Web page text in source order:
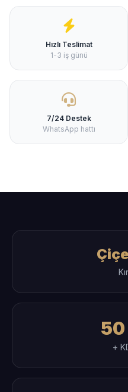
Hızlı Teslimat
1-3 iş günü
7/24 Destek
WhatsApp hattı
50
+